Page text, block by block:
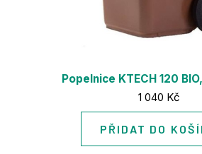
Popelnice KTECH 120
Cena:
1 040 Kč
PŘIDAT DO